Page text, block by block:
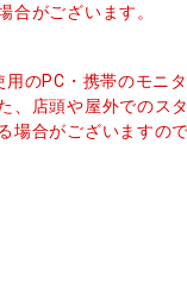
合がございます。
のPC・携帯のモニ
、店頭や屋外でのス
場合がございますの